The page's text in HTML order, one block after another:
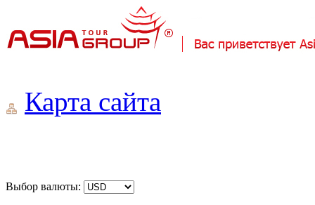
Карта сайта
Выбор валюты: